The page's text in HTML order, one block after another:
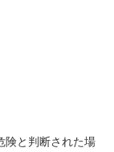
険と判断された場